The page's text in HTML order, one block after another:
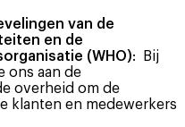
van de
en de
(WHO): Bij
ons aan de
overheid om de
klanten en medewerkers